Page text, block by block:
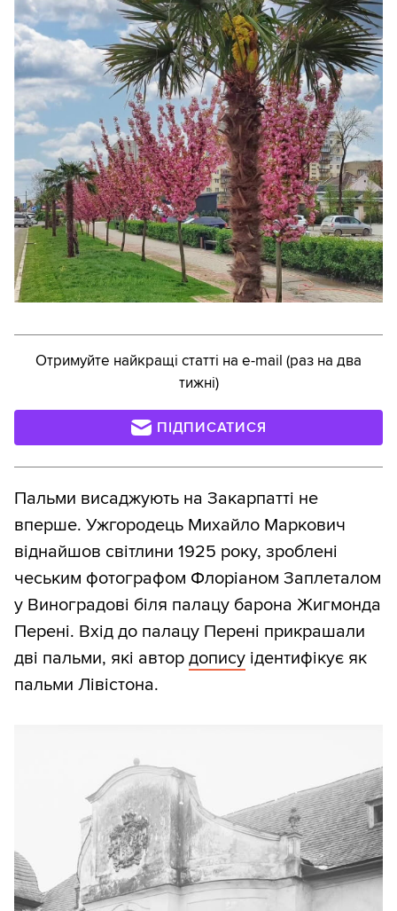
Отримуйте найкращі статті на e-mail (раз на два
тижні)
ПІДПИСАТИСЯ
Пальми висаджують на Закарпатті не
вперше. Ужгородець Михайло Маркович
віднайшов світлини 1925 року, зроблені
чеським фотографом Флоріаном Заплеталом
у Виноградові біля палацу барона Жигмонда
Перені. Вхід до палацу Перені прикрашали
дві пальми, які автор допису ідентифікує як
пальми Лівістона.